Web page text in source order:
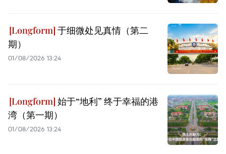
于细微处见真情（第二
期）
01/08/2026 13:24
始于“地利” 终于幸福的港
湾（第一期）
01/08/2026 13:24